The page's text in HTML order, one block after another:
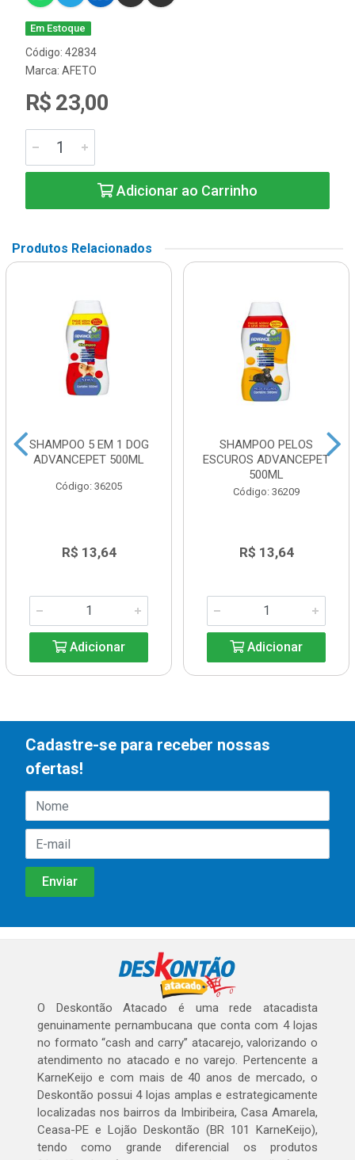
Em Estoque
Código: 42834
Marca: AFETO
R$ 23,00
Adicionar ao Carrinho
Produtos Relacionados
SHAMPOO 5 EM 1 DOG
ADVANCEPET 500ML
Código: 36205
R$ 13,64
Adicionar
SHAMPOO PELOS
ESCUROS ADVANCEPET
500ML
Código: 36209
R$ 13,64
Adicionar
Cadastre-se para receber nossas
ofertas!
O Deskontão Atacado é uma rede atacadista
genuinamente pernambucana que conta com 4 lojas
no formato “cash and carry” atacarejo, valorizando o
atendimento no atacado e no varejo. Pertencente a
KarneKeijo e com mais de 40 anos de mercado, o
Deskontão possui 4 lojas amplas e estrategicamente
localizadas nos bairros da Imbiribeira, Casa Amarela,
Ceasa-PE e Lojão Deskontão (BR 101 KarneKeijo),
tendo como grande diferencial os produtos